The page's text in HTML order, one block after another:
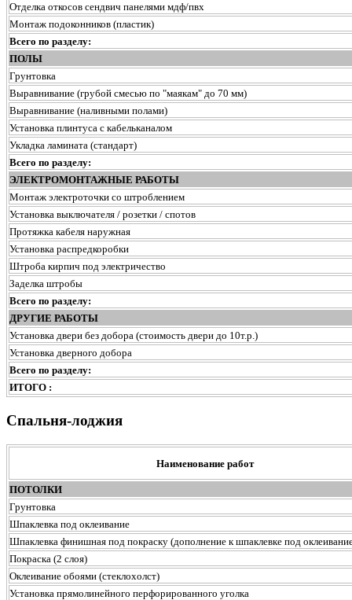
Отделка откосов сендвич панелями мдф/пвх
Монтаж подоконников (пластик)
Всего по разделу:
ПОЛЫ
Грунтовка
Выравнивание (грубой смесью по "маякам" до 70 мм)
Выравнивание (наливными полами)
Установка плинтуса с кабельканалом
Укладка ламината (стандарт)
Всего по разделу:
ЭЛЕКТРОМОНТАЖНЫЕ РАБОТЫ
Монтаж электроточки со штроблением
Установка выключателя / розетки / спотов
Протяжка кабеля наружная
Установка распредкоробки
Штроба кирпич под электричество
Заделка штробы
Всего по разделу:
ДРУГИЕ РАБОТЫ
Установка двери без добора (стоимость двери до 10т.р.)
Установка дверного добора
Всего по разделу:
ИТОГО :
Спальня-лоджия
Наименование работ
ПОТОЛКИ
Грунтовка
Шпаклевка под оклеивание
Шпаклевка финишная под покраску (дополнение к шпаклевке под
Покраска (2 слоя)
Оклеивание обоями (стеклохолст)
Установка прямолинейного перфорированного уголка